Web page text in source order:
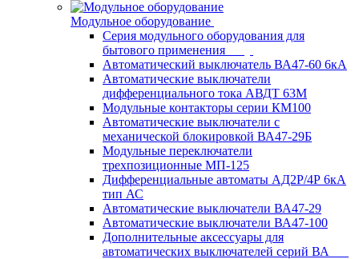
Модульное оборудование
Серия модульного оборудования для
бытового применения
Автоматический выключатель ВА47-60 6кА
Автоматические выключатели
дифференциального тока АВДТ 63М
Модульные контакторы серии КМ100
Автоматические выключатели с
механической блокировкой ВА47-29Б
Модульные переключатели
трехпозиционные МП-125
Дифференциальные автоматы АД2Р/4Р 6кА
тип АС
Автоматические выключатели ВА47-29
Автоматические выключатели ВА47-100
Дополнительные аксессуары для
автоматических выключателей серий ВА